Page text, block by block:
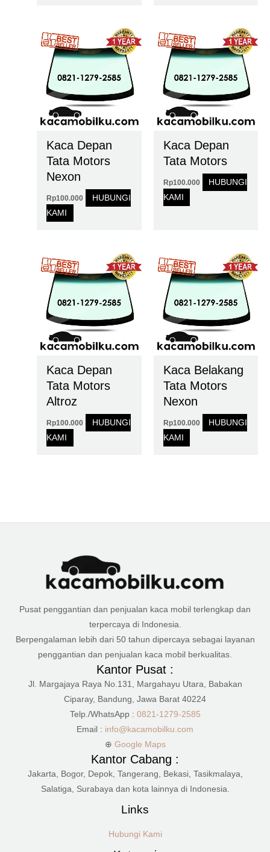
Kaca Depan
Tata Motors
Nexon
Rp100.000
HUBUNGI
KAMI
Kaca Depan
Tata Motors
Rp100.000
HUBUNGI
KAMI
Kaca Depan
Tata Motors
Altroz
Rp100.000
HUBUNGI
KAMI
Kaca Belakang
Tata Motors
Nexon
Rp100.000
HUBUNGI
KAMI
Pusat penggantian dan penjualan kaca mobil terlengkap dan
terpercaya di Indonesia.
Berpengalaman lebih dari 50 tahun dipercaya sebagai layanan
penggantian dan penjualan kaca mobil berkualitas.
Kantor Pusat :
Jl. Margajaya Raya No.131, Margahayu Utara, Babakan
Ciparay, Bandung, Jawa Barat 40224
Telp./WhatsApp : 0821-1279-2585
Email : info@kacamobilku.com
⊕ Google Maps
Kantor Cabang :
Jakarta, Bogor, Depok, Tangerang, Bekasi, Tasikmalaya,
Salatiga, Surabaya dan kota lainnya di Indonesia.
Links
Hubungi Kami